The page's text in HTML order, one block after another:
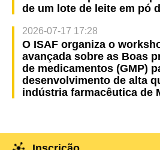
de um lote de leite em pó
2026-07-17 17:28
O ISAF organiza o
avançada sobre as Boas
de medicamentos (GMP)
desenvolvimento de alta
indústria farmacêutica de